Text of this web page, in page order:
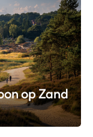
op Zand